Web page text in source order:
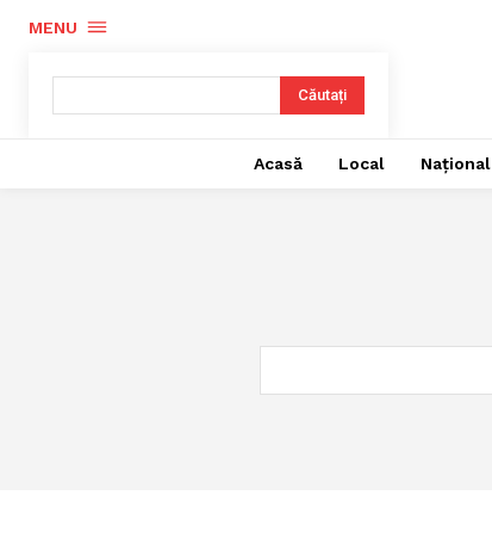
MENU
Căutați
Acasă Local Național